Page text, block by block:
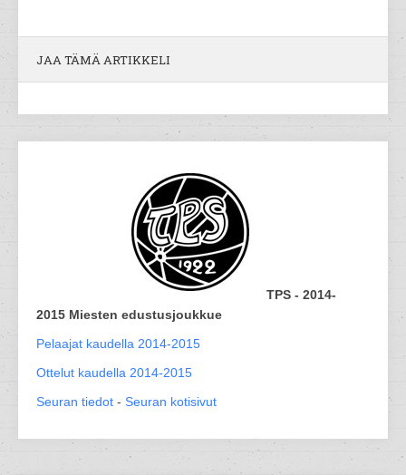
JAA TÄMÄ ARTIKKELI
TPS - 2014-
2015 Miesten edustusjoukkue
Pelaajat kaudella 2014-2015
Ottelut kaudella 2014-2015
Seuran tiedot - Seuran kotisivut